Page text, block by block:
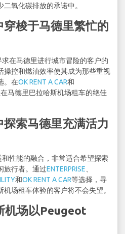
氧化碳排放的承诺中。
梭于马德里繁忙的
在马德里进行城市冒险的客户的
操控和燃油效率使其成为那些重视
。在OK RENT A CAR和
马德里巴拉哈斯机场租车的绝佳
索马德里充满活力
性能的融合，非常适合希望探索
旅行者。通过ENTERPRISE
和OK RENT A CAR等选择，寻
场租车体验的客户将不会失望。
机场以Peugeot